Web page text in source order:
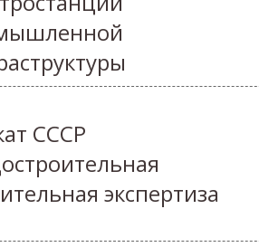
СССР
экспертиза